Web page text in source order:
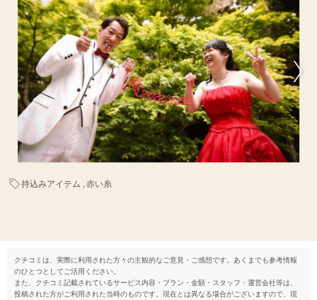
持込みアイテム 赤い糸
クチコミは、実際に利用された方々の主観的なご意見・ご感想です。あくまでも参考情報
のひとつとしてご活用ください。
また、クチコミ記載されているサービス内容・プラン・金額・スタッフ・運営会社等は、
投稿された方がご利用された当時のものです。現在とは異なる場合がございますので、現